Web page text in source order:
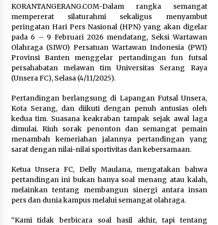
Inovasi Perahu Layar Percepat
Pendirian Perseroan Perorangan
bagi Pelaku Usaha di Maluku Utara
9 Agustus 2026
Wagub Malut Apresiasi
Pendampingan Layanan Hukum
Gratis, Kakanwil: Pencatatan Hak
Cipta Musik Kini Rp0
9 Agustus 2026
Kemenkum Malut Semarakkan HUT
RI dan Hari Pengayoman ke-81
melalui Fun Walk di Ternate
9 Agustus 2026
KORANTANGERANG.COM-Dalam rangka semangat
mempererat silaturahmi sekaligus menyambut
peringatan Hari Pers Nasional (HPN) yang akan digelar
pada 6 – 9 Februari 2026 mendatang, Seksi Wartawan
Olahraga (SIWO) Persatuan Wartawan Indonesia (PWI)
Provinsi Banten menggelar pertandingan fun futsal
persahabatan melawan tim Universitas Serang Raya
(Unsera FC), Selasa (4/11/2025).
Pertandingan berlangsung di Lapangan Futsal Unsera,
Kota Serang, dan diikuti dengan penuh antusias oleh
kedua tim. Suasana keakraban tampak sejak awal laga
dimulai. Riuh sorak penonton dan semangat pemain
menambah kemeriahan jalannya pertandingan yang
sarat dengan nilai-nilai sportivitas dan kebersamaan.
Ketua Unsera FC, Delly Maulana, mengatakan bahwa
pertandingan ini bukan hanya soal menang atau kalah,
melainkan tentang membangun sinergi antara insan
pers dan dunia kampus melalui semangat olahraga.
“Kami tidak berbicara soal hasil akhir, tapi tentang